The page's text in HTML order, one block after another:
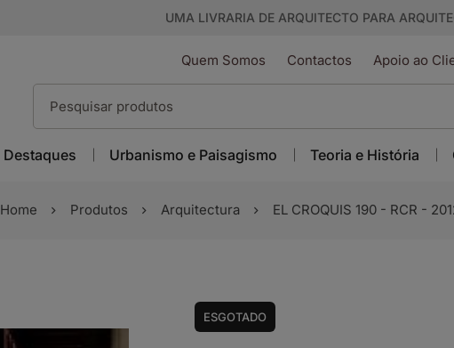
UMA LIVRARIA DE ARQUITECTO PARA
Quem Somos Contactos Apoio ao
Destaques Urbanismo e Paisagismo Teoria e História
Home Produtos Arquitectura EL CROQUIS 190 - RCR -
ESGOTADO